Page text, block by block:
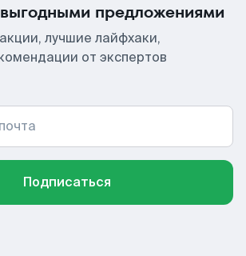
предложениями
лучшие лайфхаки,
от экспертов
Подписаться